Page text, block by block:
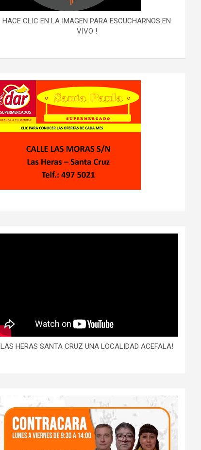
HACE CLIC EN LA IMAGEN PARA ESCUCHARNOS EN
VIVO !
LAS HERAS SANTA CRUZ UNA LOCALIDAD ACEFALA!